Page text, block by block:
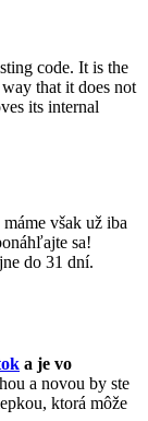
code. It is the
that it does not
its internal
však už iba
sa!
do 31 dní.
a je vo
a novou by ste
ktorá môže